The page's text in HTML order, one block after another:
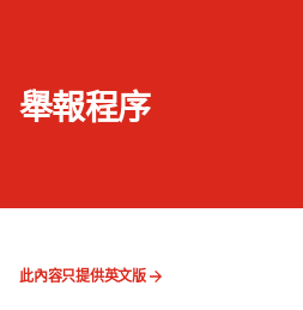
舉報程序
此內容只提供英文版